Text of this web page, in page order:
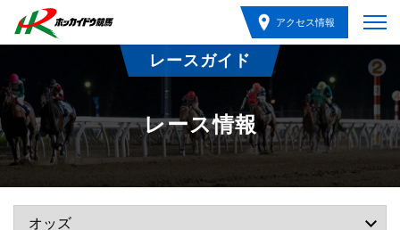
アクセス情報
レースガイド
レース情報